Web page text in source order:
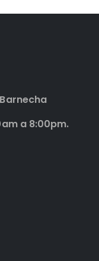
a 8:00pm.